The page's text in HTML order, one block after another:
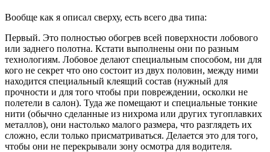
Вообще как я описал сверху, есть всего два типа:
Первый. Это полностью обогрев всей поверхности лобового
или заднего полотна. Кстати выполнены они по разным
технологиям. Лобовое делают специальным способом, ни для
кого не секрет что оно состоит из двух половин, между ними
находится специальный клеящий состав (нужный для
прочности и для того чтобы при повреждении, осколки не
полетели в салон). Туда же помещают и специальные тонкие
нити (обычно сделанные из нихрома или других тугоплавких
металлов), они настолько малого размера, что разглядеть их
сложно, если только присматриваться. Делается это для того,
чтобы они не перекрывали зону осмотра для водителя.